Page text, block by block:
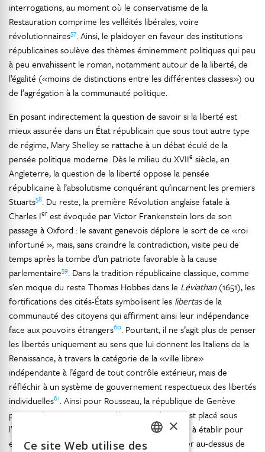
interrogations, au moment où le conservatisme de la
Restauration comprime les velléités libérales, voire
révolutionnaires57. Ainsi, le plaidoyer en faveur des institutions
républicaines soulève des thèmes éminemment politiques qui peu
à peu envahissent le roman, notamment autour de la liberté, de
l’égalité («moins de distinctions entre les différentes classes») ou
de l’agrégation à la communauté politique.
En posant indirectement la question de savoir si la liberté est
mieux assurée dans un État républicain que sous tout autre type
de régime, Mary Shelley se rattache à un débat éculé de la
pensée politique moderne. Dès le milieu du XVIIe siècle, en
Angleterre, la question de la liberté oppose la pensée
républicaine à l’absolutisme conquérant qu’incarnent les premiers
Stuarts58. Du reste, la première Révolution anglaise fatale à
Charles Ier est évoquée par Victor Frankenstein lors de son
passage à Oxford : le savant genevois déplore le sort de ce «roi
infortuné », mais, sans craindre la contradiction, visite peu de
temps après la tombe d’un patriote favorable à la cause
parlementaire59. Dans la tradition républicaine classique, comme
s’en moque du reste Thomas Hobbes dans le Léviathan(1651), les
fortifications des cités-États symbolisent les libertasde la
communauté des citoyens qui affirment ainsi leur indépendance
face aux pouvoirs étrangers60. Pourtant, il ne s’agit plus de penser
les libertés uniquement au sens que lui donnent les Italiens de la
Renaissance, à travers la catégorie de la «ville libre»
indépendante à l’égard de tout contrôle extérieur, mais de
réfléchir à un système de gouvernement respectueux des libertés
individuelles61. Ainsi pour Rousseau, la république de Genève
permet de «vivre et mourir libre», car chacun est placé sous
l’autorité des lois que les citoyens ont contribué à établir pour
eux-mêmes, sans que personne ne puisse s’ériger au-dessus de
×
Ce site Web utilise des